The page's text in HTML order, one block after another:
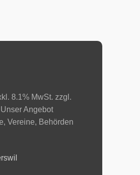
8.1% MwSt. zzgl.
Angebot
Vereine, Behörden